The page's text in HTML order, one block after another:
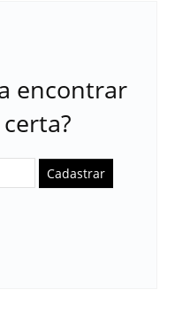
encontrar
Cadastrar